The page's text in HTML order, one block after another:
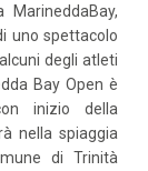
uno spettacolo
degli atleti
Bay Open è
inizio della
nella spiaggia
di Trinità